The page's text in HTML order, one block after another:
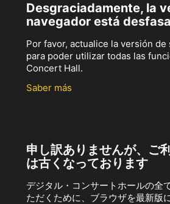
Desgraciadamente, la
navegador está
Por favor, actualice la versión de
para poder utilizar todas las
Concert Hall.
Saber más
申し訳ありませんが、ご
は古くなっております
デジタル・コンサートホールの全
ただくために、ブラウザを最新版